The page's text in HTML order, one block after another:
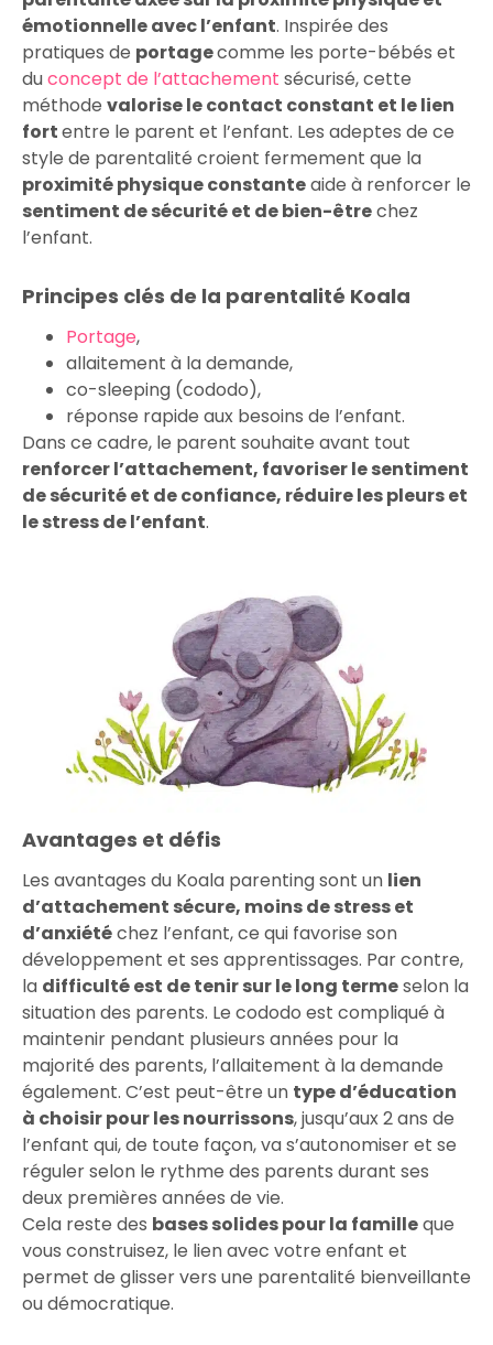
émotionnelle avec l’enfant. Inspirée des
pratiques de portagecomme les porte-bébés et
duconcept de l’attachement sécurisé, cette
méthode valorise le contact constant et le lien
fortentre le parent et l’enfant. Les adeptes de ce
style de parentalité croient fermement que la
proximité physique constanteaide à renforcer le
sentiment de sécurité et de bien-êtrechez
l’enfant.
Principes clés de la parentalité Koala
Portage,
allaitement à la demande,
co-sleeping (cododo),
réponse rapide aux besoins de l’enfant.
Dans ce cadre, le parent souhaite avant tout
renforcer l’attachement, favoriser le sentiment
de sécurité et de confiance, réduire les pleurs et
le stress de l’enfant.
Avantages et défis
Les avantages du Koala parenting sont un lien
d’attachement sécure, moins de stress et
d’anxiétéchez l’enfant, ce qui favorise son
développement et ses apprentissages. Par contre,
la difficulté est de tenir sur le long termeselon la
situation des parents. Le cododo est compliqué à
maintenir pendant plusieurs années pour la
majorité des parents, l’allaitement à la demande
également. C’est peut-être un type d’éducation
à choisir pour les nourrissons, jusqu’aux 2 ans de
l’enfant qui, de toute façon, va s’autonomiser et se
réguler selon le rythme des parents durant ses
deux premières années de vie.
Cela reste des bases solides pour la familleque
vous construisez, le lien avec votre enfant et
permet de glisser vers une parentalité bienveillante
ou démocratique.